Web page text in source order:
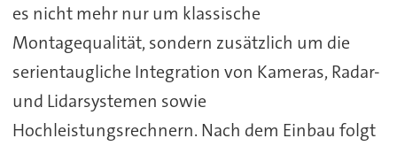
es nicht mehr nur um klassische
Montagequalität, sondern zusätzlich um die
serientaugliche Integration von Kameras, Radar-
und Lidarsystemen sowie
Hochleistungsrechnern. Nach dem Einbau folgt